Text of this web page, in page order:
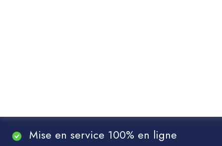
Mise en service 100% en ligne